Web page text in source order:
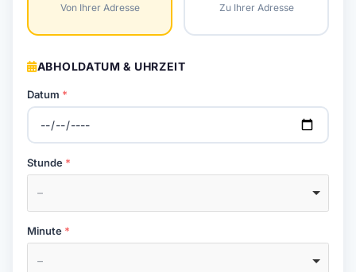
Von Ihrer Adresse Zu Ihrer Adresse
ABHOLDATUM & UHRZEIT
Datum
Stunde
–
Minute
–